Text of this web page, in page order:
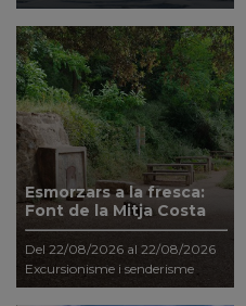
Esmorzars a la fresca:
Font de la Mitja Costa
Del 22/08/2026 al 22/08/2026
Excursionisme i senderisme